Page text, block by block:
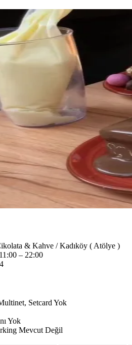
& Kahve / Kadıköy ( Atölye )
– 22:00
Setcard Yok
Yok
Mevcut Değil